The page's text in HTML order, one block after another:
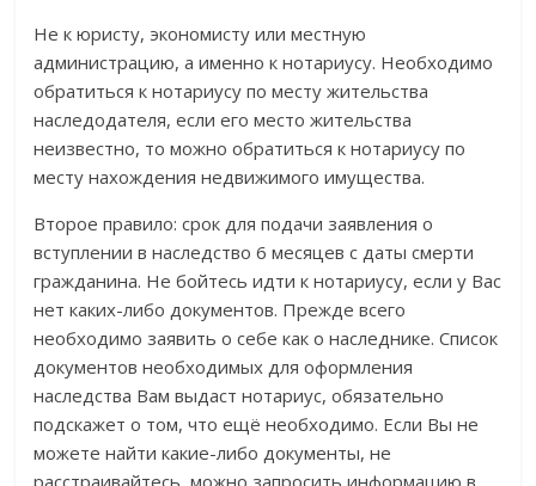
Не к юристу, экономисту или местную
администрацию, а именно к нотариусу. Необходимо
обратиться к нотариусу по месту жительства
наследодателя, если его место жительства
неизвестно, то можно обратиться к нотариусу по
месту нахождения недвижимого имущества.
Второе правило: срок для подачи заявления о
вступлении в наследство 6 месяцев с даты смерти
гражданина. Не бойтесь идти к нотариусу, если у Вас
нет каких-либо документов. Прежде всего
необходимо заявить о себе как о наследнике. Список
документов необходимых для оформления
наследства Вам выдаст нотариус, обязательно
подскажет о том, что ещё необходимо. Если Вы не
можете найти какие-либо документы, не
расстраивайтесь, можно запросить информацию в